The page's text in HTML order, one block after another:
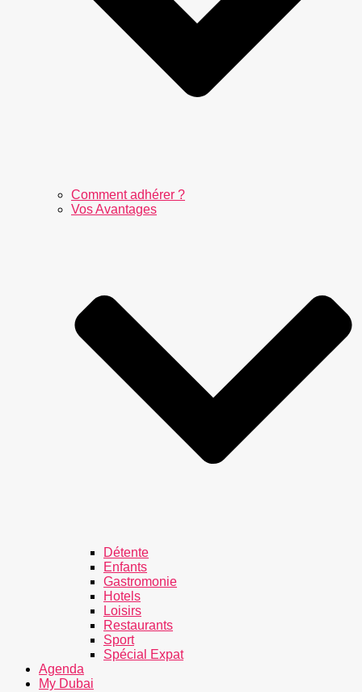
Comment adhérer ?
Vos Avantages
Détente
Enfants
Gastromonie
Hotels
Loisirs
Restaurants
Sport
Spécial Expat
Agenda
My Dubai